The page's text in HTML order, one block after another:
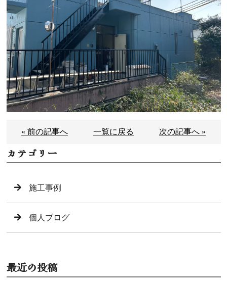
« 前の記事へ 一覧に戻る 次の記事へ »
カテゴリー
施工事例
個人ブログ
最近の投稿